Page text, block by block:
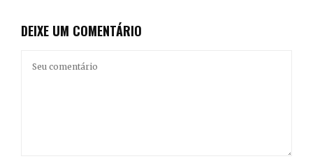
DEIXE UM COMENTÁRIO